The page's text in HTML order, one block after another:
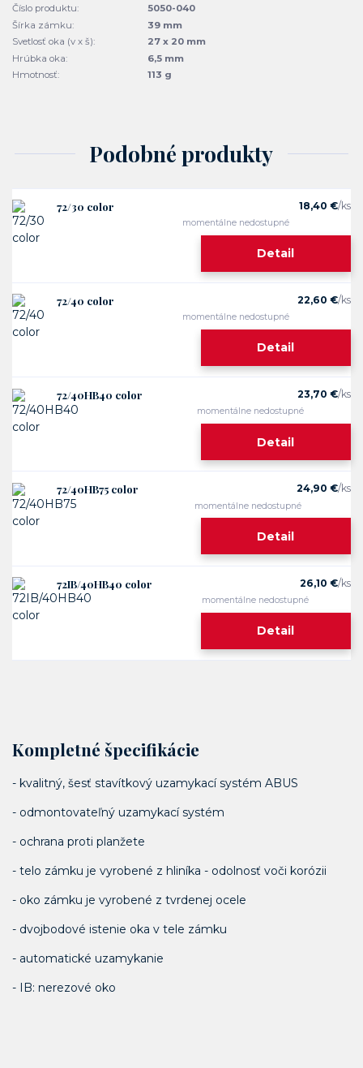
Číslo produktu:
5050-040
Šírka zámku:
39 mm
Svetlosť oka (v x š):
27 x 20 mm
Hrúbka oka:
6,5 mm
Hmotnosť:
113 g
Podobné produkty
72/30 color 18,40 €/ks
momentálne nedostupné
Detail
72/40 color 22,60 €/ks
momentálne nedostupné
Detail
72/40HB40 color 23,70 €/ks
momentálne nedostupné
Detail
72/40HB75 color 24,90 €/ks
momentálne nedostupné
Detail
72IB/40HB40 color 26,10 €/ks
momentálne nedostupné
Detail
Kompletné špecifikácie
- kvalitný, šesť stavítkový uzamykací systém ABUS
- odmontovateľný uzamykací systém
- ochrana proti planžete
- telo zámku je vyrobené z hliníka - odolnosť voči korózii
- oko zámku je vyrobené z tvrdenej ocele
- dvojbodové istenie oka v tele zámku
- automatické uzamykanie
- IB: nerezové oko